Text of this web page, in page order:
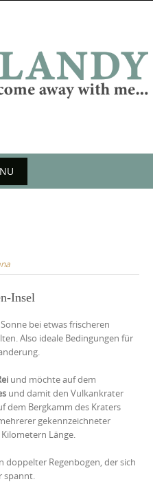
Insel
bei etwas frischeren
Also ideale Bedingungen für
und möchte auf dem
und damit den Vulkankrater
dem Bergkamm des Kraters
gekennzeichneter
Länge.
doppelter Regenbogen, der sich
spannt.